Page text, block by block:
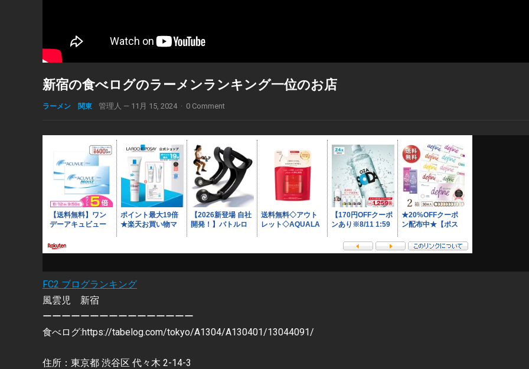
新宿の食べログのラーメンランキング一位のお店
ラーメン 関東 管理人 — 11月 15, 2024 · 0 Comment
FC2 ブログランキング
風雲児 新宿
ーーーーーーーーーーーーーーーー
食べログ:https://tabelog.com/tokyo/A1304/A130401/13044091/
住所：東京都 渋谷区 代々木 2-14-3